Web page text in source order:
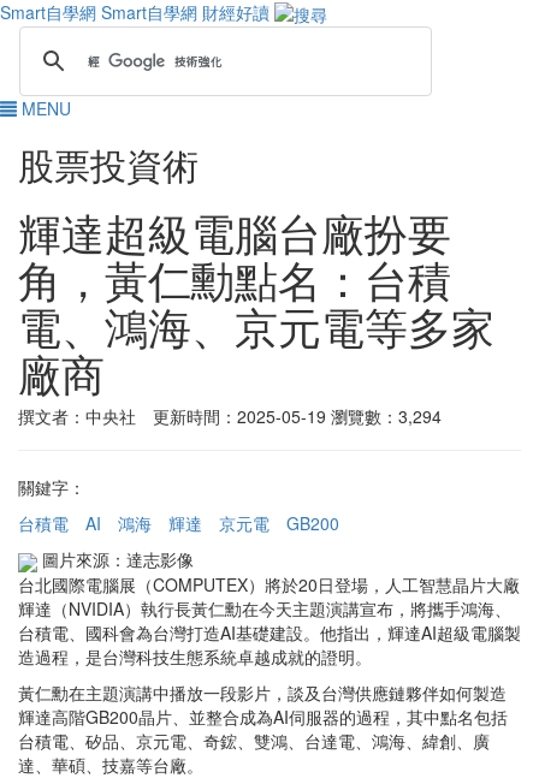
Smart自學網 Smart自學網 財經好讀
MENU
股票投資術
輝達超級電腦台廠扮要
角，黃仁勳點名：台積
電、鴻海、京元電等多家
廠商
撰文者：中央社 更新時間：2025-05-19 瀏覽數：3,294
關鍵字：
台積電
AI 鴻海 輝達 京元電
GB200
圖片來源：達志影像
台北國際電腦展（COMPUTEX）將於20日登場，人工智慧晶片大廠
輝達（NVIDIA）執行長黃仁勳在今天主題演講宣布，將攜手鴻海、
台積電、國科會為台灣打造AI基礎建設。他指出，輝達AI超級電腦製
造過程，是台灣科技生態系統卓越成就的證明。
黃仁勳在主題演講中播放一段影片，談及台灣供應鏈夥伴如何製造
輝達高階GB200晶片、並整合成為AI伺服器的過程，其中點名包括
台積電、矽品、京元電、奇鋐、雙鴻、台達電、鴻海、緯創、廣
達、華碩、技嘉等台廠。